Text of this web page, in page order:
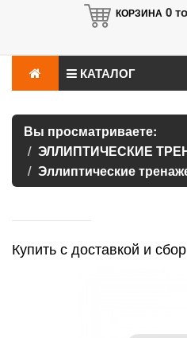
КОРЗИНА 0
КАТАЛОГ
Вы просматриваете:
ЭЛЛИПТИЧЕСКИЕ
Эллиптические
Купить с доставкой и